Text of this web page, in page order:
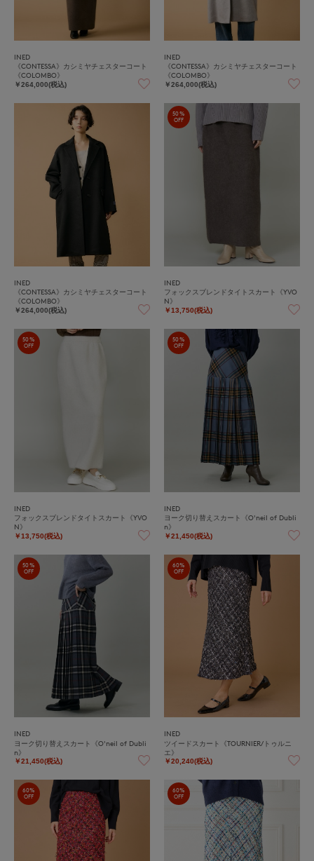
INED
《CONTESSA》カシミヤチェスターコート
《COLOMBO》
￥264,000(税込)
INED
《CONTESSA》カシミヤチェスターコート
《COLOMBO》
￥264,000(税込)
INED
《CONTESSA》カシミヤチェスターコート
《COLOMBO》
￥264,000(税込)
50%
OFF
INED
フォックスブレンドタイトスカート《YVO
N》
￥13,750(税込)
50%
OFF
INED
フォックスブレンドタイトスカート《YVO
N》
￥13,750(税込)
50%
OFF
INED
ヨーク切り替えスカート《O'neil of Dubli
n》
￥21,450(税込)
50%
OFF
INED
ヨーク切り替えスカート《O'neil of Dubli
n》
￥21,450(税込)
60%
OFF
INED
ツイードスカート《TOURNIER/トゥルニ
エ》
￥20,240(税込)
60%
OFF
60%
OFF